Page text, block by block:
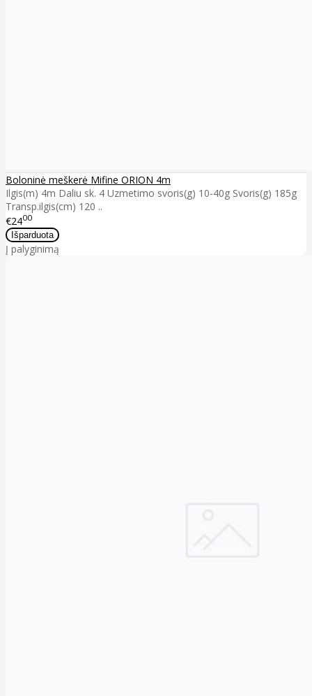
Boloninė meškerė Mifine ORION 4m
Ilgis(m) 4m Daliu sk. 4 Uzmetimo svoris(g) 10-40g Svoris(g) 185g
Transp.ilgis(cm) 120 ..
€2400
Į palyginimą